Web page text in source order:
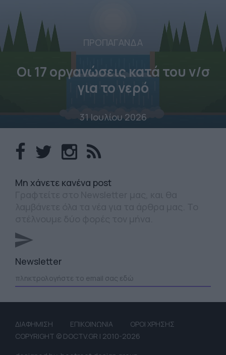
ΠΡΟΠΑΓΑΝΔΑ
Οι 17 οργανώσεις κατά του ν/σ
για το νερό
31 Ιουλίου 2026
Mη χάνετε κανένα post
Newsletter
ΔΙΑΦΗΜΙΣΗ ΕΠΙΚΟΙΝΩΝΙΑ
ΟΡΟΙ ΧΡΗΣΗΣ
COPYRIGHT © DOCTV.GR | 2010-2026